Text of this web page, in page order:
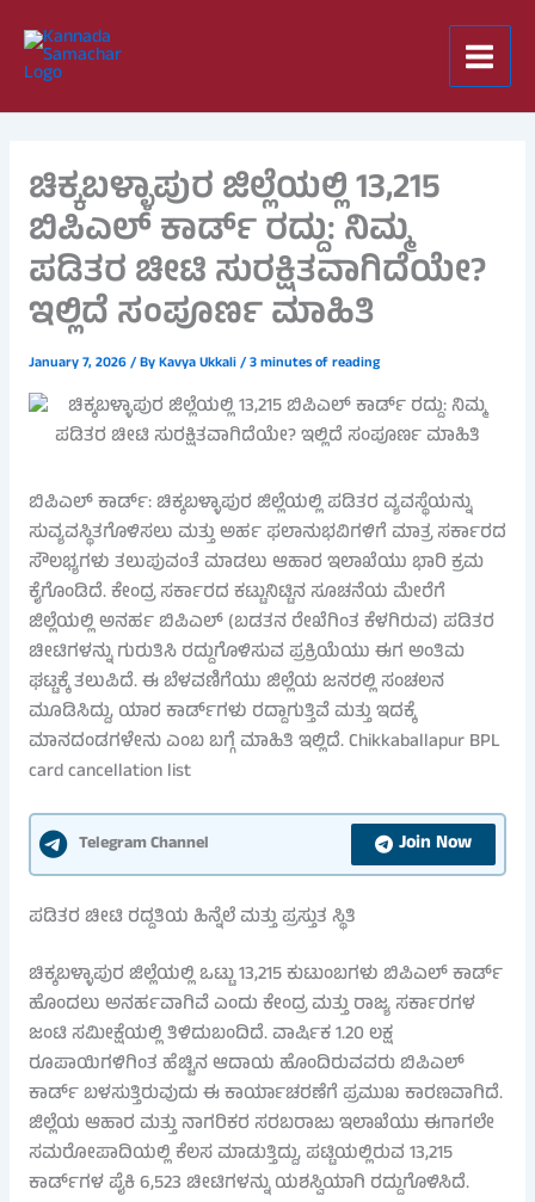
content
ಚಿಕ್ಕಬಳ್ಳಾಪುರ ಜಿಲ್ಲೆಯಲ್ಲಿ 13,215
ಬಿಪಿಎಲ್ ಕಾರ್ಡ್ ರದ್ದು: ನಿಮ್ಮ
ಪಡಿತರ ಚೀಟಿ ಸುರಕ್ಷಿತವಾಗಿದೆಯೇ?
ಇಲ್ಲಿದೆ ಸಂಪೂರ್ಣ ಮಾಹಿತಿ
January 7, 2026/ ByKavya Ukkali/3 minutes of reading
ಬಿಪಿಎಲ್ ಕಾರ್ಡ್: ಚಿಕ್ಕಬಳ್ಳಾಪುರ ಜಿಲ್ಲೆಯಲ್ಲಿ ಪಡಿತರ ವ್ಯವಸ್ಥೆಯನ್ನು
ಸುವ್ಯವಸ್ಥಿತಗೊಳಿಸಲು ಮತ್ತು ಅರ್ಹ ಫಲಾನುಭವಿಗಳಿಗೆ ಮಾತ್ರ ಸರ್ಕಾರದ
ಸೌಲಭ್ಯಗಳು ತಲುಪುವಂತೆ ಮಾಡಲು ಆಹಾರ ಇಲಾಖೆಯು ಭಾರಿ ಕ್ರಮ
ಕೈಗೊಂಡಿದೆ. ಕೇಂದ್ರ ಸರ್ಕಾರದ ಕಟ್ಟುನಿಟ್ಟಿನ ಸೂಚನೆಯ ಮೇರೆಗೆ
ಜಿಲ್ಲೆಯಲ್ಲಿ ಅನರ್ಹ ಬಿಪಿಎಲ್ (ಬಡತನ ರೇಖೆಗಿಂತ ಕೆಳಗಿರುವ) ಪಡಿತರ
ಚೀಟಿಗಳನ್ನು ಗುರುತಿಸಿ ರದ್ದುಗೊಳಿಸುವ ಪ್ರಕ್ರಿಯೆಯು ಈಗ ಅಂತಿಮ
ಘಟ್ಟಕ್ಕೆ ತಲುಪಿದೆ. ಈ ಬೆಳವಣಿಗೆಯು ಜಿಲ್ಲೆಯ ಜನರಲ್ಲಿ ಸಂಚಲನ
ಮೂಡಿಸಿದ್ದು, ಯಾರ ಕಾರ್ಡ್‌ಗಳು ರದ್ದಾಗುತ್ತಿವೆ ಮತ್ತು ಇದಕ್ಕೆ
ಮಾನದಂಡಗಳೇನು ಎಂಬ ಬಗ್ಗೆ ಮಾಹಿತಿ ಇಲ್ಲಿದೆ. Chikkaballapur BPL
card cancellation list
Telegram Channel Join Now
ಪಡಿತರ ಚೀಟಿ ರದ್ದತಿಯ ಹಿನ್ನೆಲೆ ಮತ್ತು ಪ್ರಸ್ತುತ ಸ್ಥಿತಿ
ಚಿಕ್ಕಬಳ್ಳಾಪುರ ಜಿಲ್ಲೆಯಲ್ಲಿ ಒಟ್ಟು 13,215 ಕುಟುಂಬಗಳು ಬಿಪಿಎಲ್ ಕಾರ್ಡ್
ಹೊಂದಲು ಅನರ್ಹವಾಗಿವೆ ಎಂದು ಕೇಂದ್ರ ಮತ್ತು ರಾಜ್ಯ ಸರ್ಕಾರಗಳ
ಜಂಟಿ ಸಮೀಕ್ಷೆಯಲ್ಲಿ ತಿಳಿದುಬಂದಿದೆ. ವಾರ್ಷಿಕ 1.20 ಲಕ್ಷ
ರೂಪಾಯಿಗಳಿಗಿಂತ ಹೆಚ್ಚಿನ ಆದಾಯ ಹೊಂದಿರುವವರು ಬಿಪಿಎಲ್
ಕಾರ್ಡ್ ಬಳಸುತ್ತಿರುವುದು ಈ ಕಾರ್ಯಾಚರಣೆಗೆ ಪ್ರಮುಖ ಕಾರಣವಾಗಿದೆ.
ಜಿಲ್ಲೆಯ ಆಹಾರ ಮತ್ತು ನಾಗರಿಕರ ಸರಬರಾಜು ಇಲಾಖೆಯು ಈಗಾಗಲೇ
ಸಮರೋಪಾದಿಯಲ್ಲಿ ಕೆಲಸ ಮಾಡುತ್ತಿದ್ದು, ಪಟ್ಟಿಯಲ್ಲಿರುವ 13,215
ಕಾರ್ಡ್‌ಗಳ ಪೈಕಿ 6,523 ಚೀಟಿಗಳನ್ನು ಯಶಸ್ವಿಯಾಗಿ ರದ್ದುಗೊಳಿಸಿದೆ.